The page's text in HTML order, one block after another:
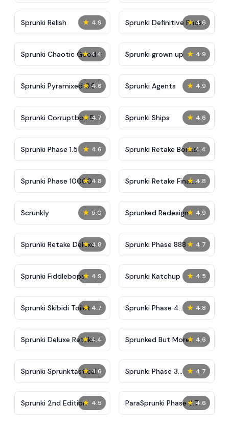
★ 4.9
Sprunki Relish ★ 4.6
Sprunki Definitive Phase
7
★ 4.4
Sprunki Chaotic Good ★ 4.9
Sprunki grown up
★ 4.6
Sprunki Pyramixed 0.9 ★ 4.9
Sprunki Agents
★ 4.7
Sprunki Corruptbox 5 ★ 4.6
Sprunki Ships
★ 4.6
Sprunki Phase 1.5 ★ 4.4
Sprunki Retake Bonus
★ 4.8
Sprunki Phase 10000 ★ 4.8
Sprunki Retake Final
Update
★ 5.0
Scrunkly ★ 4.9
Sprunked Redesign
★ 4.8
Sprunki Retake Deluxe ★ 4.7
Sprunki Phase 888
★ 4.9
Sprunki Fiddlebops ★ 4.5
Sprunki Katchup
★ 4.7
Sprunki Skibidi Toilet ★ 4.8
Sprunki Phase 4
Definitive
★ 4.4
Sprunki Deluxe Retake ★ 4.6
Sprunked But More
Accurate
★ 4.6
Sprunki Sprunktastical ★ 4.7
Sprunki Phase 3
Definitive
★ 4.5
Sprunki 2nd Edition ★ 4.6
ParaSprunki Phase 3.7